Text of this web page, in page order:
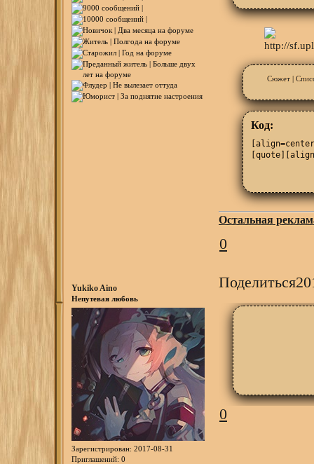
[/td]
[/tr]
[/table]
Сюжет |
Код:
Остальная
0
Поделиться
Yukiko Aino
Непутевая любовь
Зарегистрирован: 2017-08-31
Приглашений: 0
0